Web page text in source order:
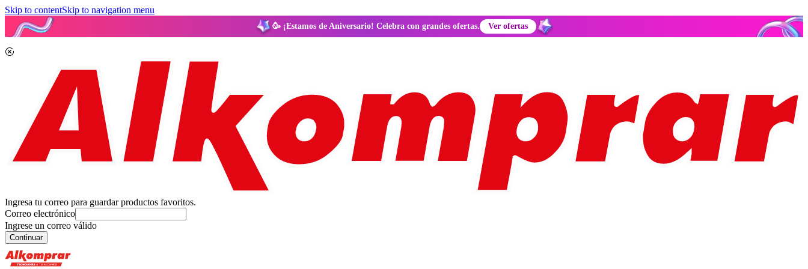
Skip to contentSkip to navigation menu
🥳 ¡Estamos de Aniversario! Celebra con grandes ofertas. Ver ofertas
Ingresa tu correo para guardar productos favoritos.
Correo electrónico
Ingrese un correo válido
Continuar